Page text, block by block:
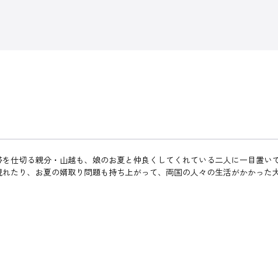
仕切る親分・山越も、娘のお夏と仲良くしてくれている二人に一目置い
たり、お夏の婿取り問題も持ち上がって、両国の人々の生活がかかっ